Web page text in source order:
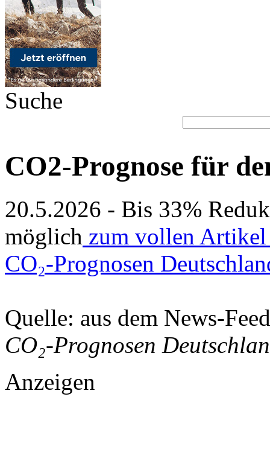
Suche
CO2-Prognose für
20.5.2026 - Bis 33%
möglich zum vollen
CO₂-Prognosen
Quelle: aus dem News-
CO₂-Prognosen
Anzeigen